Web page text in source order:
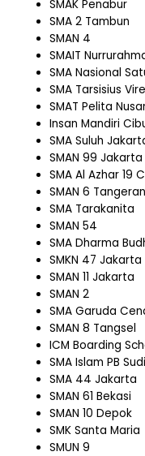
SMAK Penabur
SMA 2 Tambun
SMAN 4
SMAIT
SMA Nasional
SMA Tarsisius
SMAT Pelita
Insan Mandiri
SMA Suluh
SMAN 99 Jakarta
SMA Al Azhar 19
SMAN 6
SMA Tarakanita
SMAN 54
SMA Dharma
SMKN 47 Jakarta
SMAN 11 Jakarta
SMAN 2
SMA Garuda
SMAN 8 Tangsel
ICM Boarding
SMA Islam PB
SMA 44 Jakarta
SMAN 61 Bekasi
SMAN 10 Depok
SMK Santa Maria
SMUN 9